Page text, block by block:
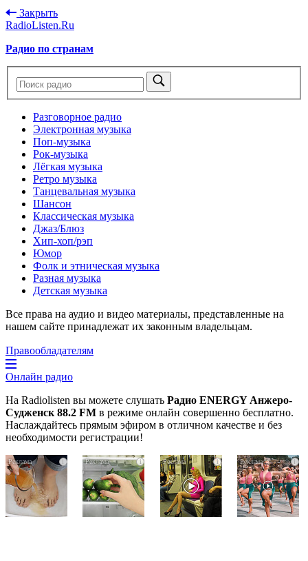
Закрыть
RadioListen.Ru
Радио по странам
Разговорное радио
Электронная музыка
Поп-музыка
Рок-музыка
Лёгкая музыка
Ретро музыка
Танцевальная музыка
Шансон
Классическая музыка
Джаз/Блюз
Хип-хоп/рэп
Юмор
Фолк и этническая музыка
Разная музыка
Детская музыка
Все права на аудио и видео материалы, представленные на
нашем сайте принадлежат их законным владельцам.
Правообладателям
Онлайн радио
На Radiolisten вы можете слушать Радио ENERGY Анжеро-
Судженск 88.2 FM в режиме онлайн совершенно бесплатно.
Наслаждайтесь прямым эфиром в отличном качестве и без
необходимости регистрации!
i
Ногти
будут
чистыми!
Домашний
метод
i
Никогда
храните
огурцы
i
Королева
вагона
отожгла!
Видео
i